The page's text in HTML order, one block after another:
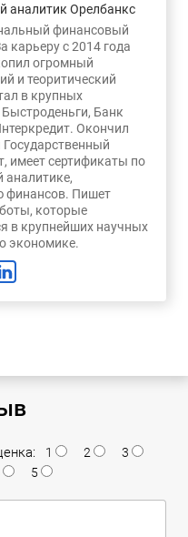
аналитик Орелбанкс
финансовый
карьеру с 2014 года
огромный
и теоритический
в крупных
Банк
Окончил
Государственный
имеет сертификаты по
аналитике,
финансов. Пишет
которые
в крупнейших научных
экономике.
1 2
3
5